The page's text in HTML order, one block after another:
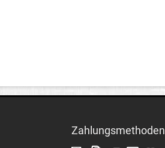
Zahlungsmethoden